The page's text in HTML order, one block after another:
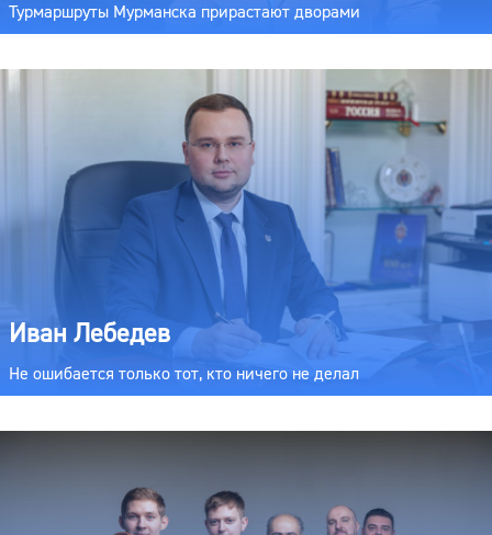
Турмаршруты Мурманска прирастают дворами
Иван Лебедев
Не ошибается только тот, кто ничего не делал